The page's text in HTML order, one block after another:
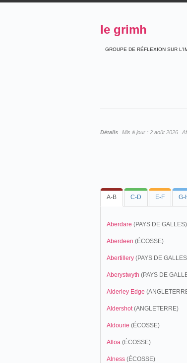
le grimh
GROUPE DE RÉFLEXION SUR
Détails Mis à jour : 2 août 2026
A-B C-D E-F G-
Aberdare (PAYS DE GALLES)
Aberdeen (ÉCOSSE)
Abertillery (PAYS DE
Aberystwyth (PAYS DE
Alderley Edge
Aldershot(ANGLETERRE)
Aldourie (ÉCOSSE)
Alloa (ÉCOSSE)
Alness (ÉCOSSE)